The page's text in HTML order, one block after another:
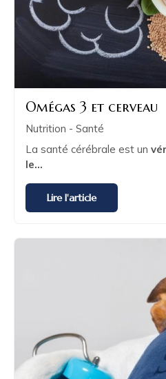
Omégas 3 et cerveau
Nutrition - Santé
La santé cérébrale est un
le...
Lire l'article